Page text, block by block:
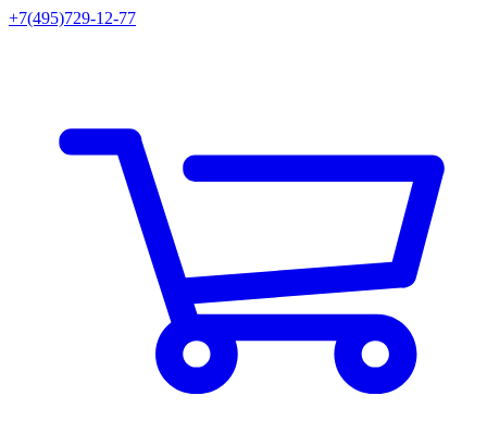
+7(495)729-12-77